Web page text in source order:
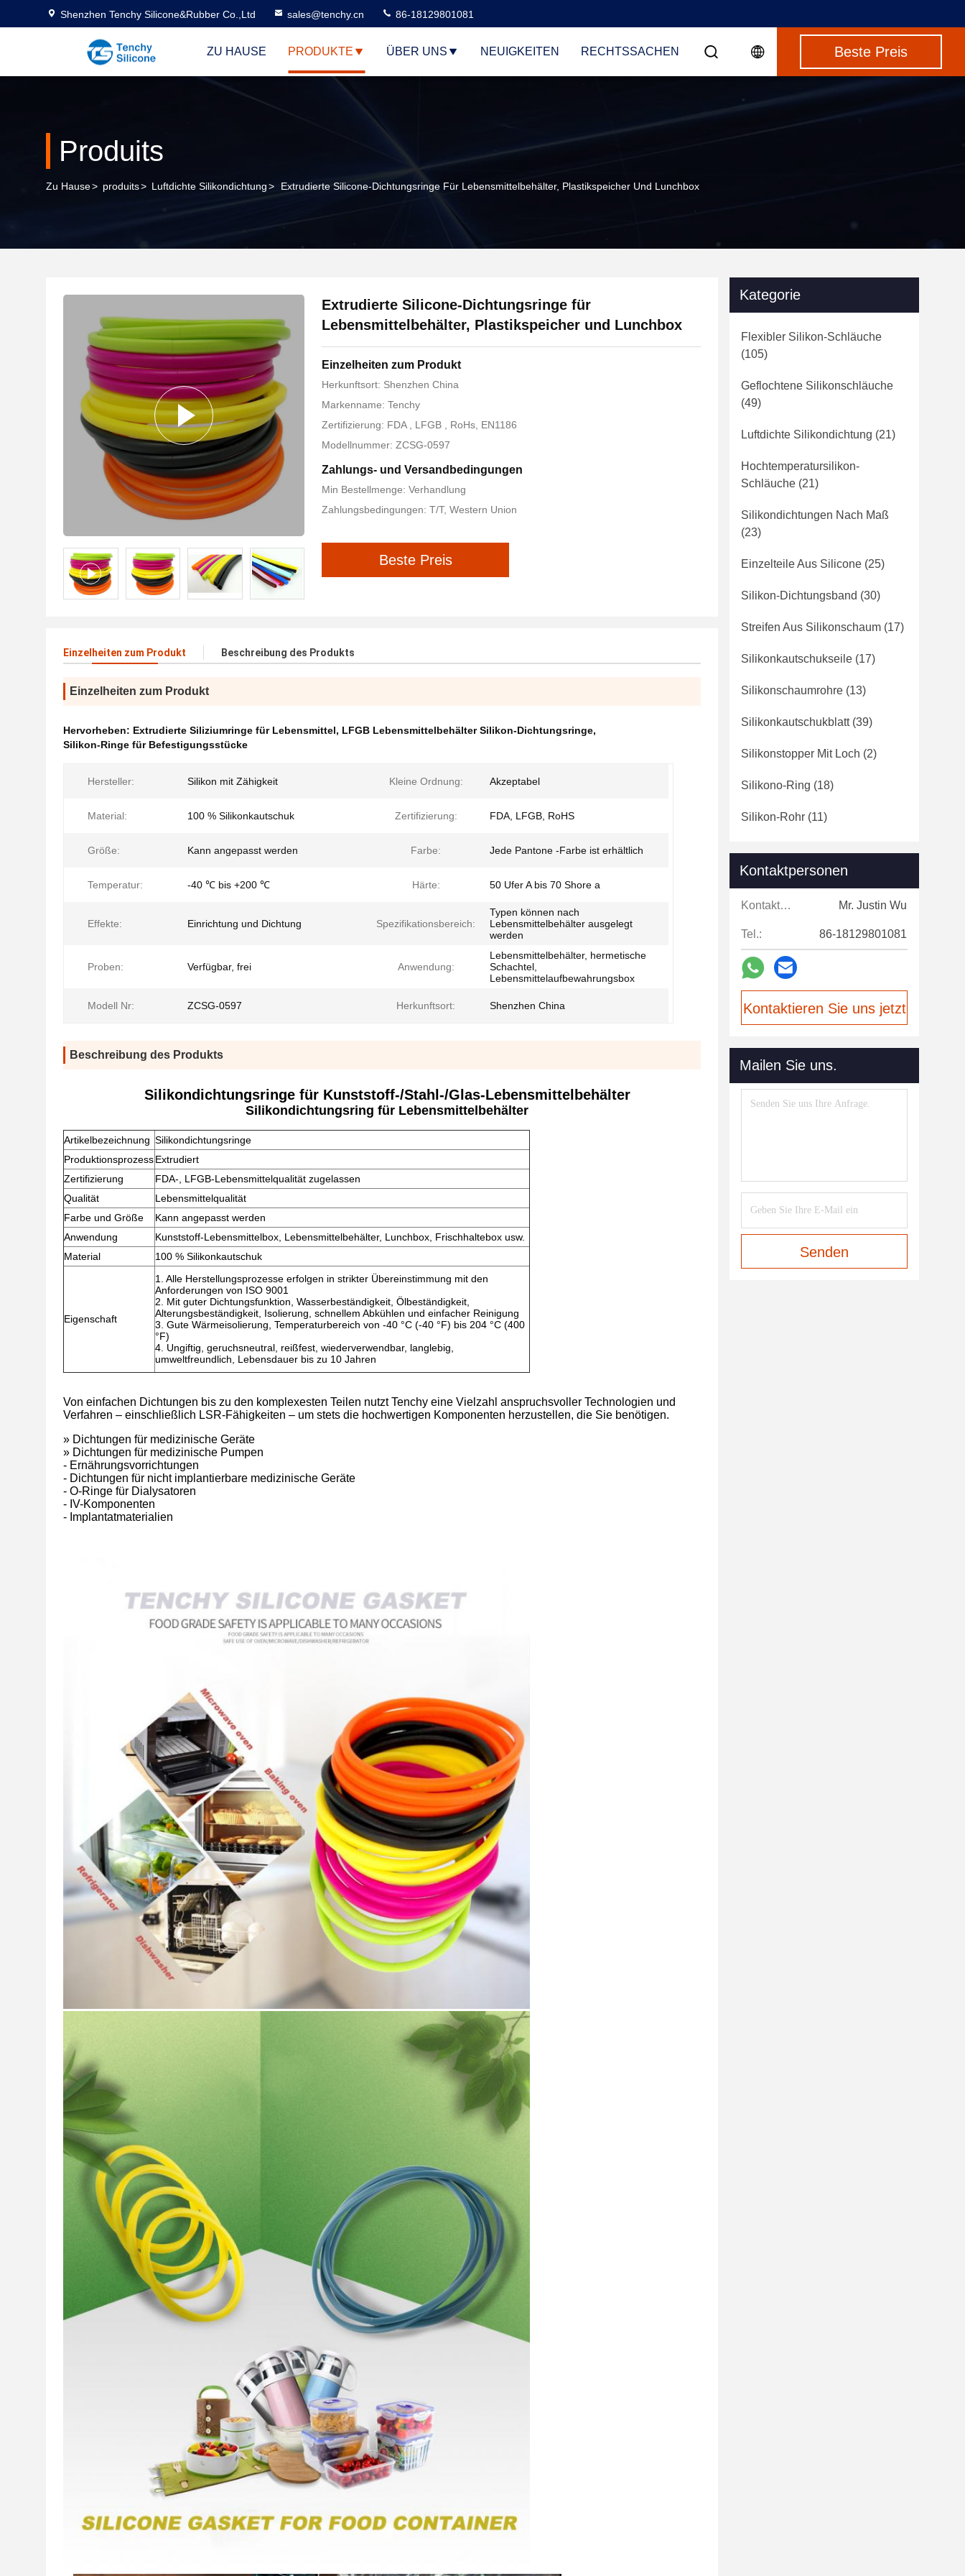
Shenzhen Tenchy Silicone&Rubber Co.,Ltd sales@tenchy.cn 86-18129801081
ZU HAUSE PRODUKTE ÜBER UNS NEUIGKEITEN RECHTSSACHEN Beste Preis
Produits
Zu Hause> produits> Luftdichte Silikondichtung> Extrudierte Silicone-Dichtungsringe Für Lebensmittelbehälter, Plastikspeicher Und Lunchbox
Extrudierte Silicone-Dichtungsringe für
Lebensmittelbehälter, Plastikspeicher und Lunchbox
Einzelheiten zum Produkt
Herkunftsort: Shenzhen China
Markenname: Tenchy
Zertifizierung: FDA , LFGB , RoHs, EN1186
Modellnummer: ZCSG-0597
Zahlungs- und Versandbedingungen
Min Bestellmenge: Verhandlung
Zahlungsbedingungen: T/T, Western Union
Beste Preis
Einzelheiten zum Produkt Beschreibung des Produkts
Einzelheiten zum Produkt
Hervorheben: Extrudierte Siliziumringe für Lebensmittel, LFGB Lebensmittelbehälter Silikon-Dichtungsringe,
Silikon-Ringe für Befestigungsstücke
Hersteller: Silikon mit Zähigkeit Kleine Ordnung: Akzeptabel
Material: 100 % Silikonkautschuk Zertifizierung: FDA, LFGB, RoHS
Größe: Kann angepasst werden Farbe: Jede Pantone -Farbe ist erhältlich
Temperatur: -40 ℃ bis +200 ℃ Härte: 50 Ufer A bis 70 Shore a
Effekte: Einrichtung und Dichtung Spezifikationsbereich:
Typen können nach
Lebensmittelbehälter ausgelegt
werden
Proben: Verfügbar, frei Anwendung:
Lebensmittelbehälter, hermetische
Schachtel,
Lebensmittelaufbewahrungsbox
Modell Nr: ZCSG-0597 Herkunftsort: Shenzhen China
Beschreibung des Produkts
Silikondichtungsringe für Kunststoff-/Stahl-/Glas-Lebensmittelbehälter
Silikondichtungsring für Lebensmittelbehälter
Artikelbezeichnung Silikondichtungsringe
ProduktionsprozessExtrudiert
Zertifizierung
FDA-, LFGB-Lebensmittelqualität zugelassen
Qualität
Lebensmittelqualität
Farbe und Größe
Kann angepasst werden
Anwendung
Kunststoff-Lebensmittelbox, Lebensmittelbehälter, Lunchbox, Frischhaltebox usw.
Material
100 % Silikonkautschuk
Eigenschaft
1. Alle Herstellungsprozesse erfolgen in strikter Übereinstimmung mit den
Anforderungen von ISO 9001
2. Mit guter Dichtungsfunktion, Wasserbeständigkeit, Ölbeständigkeit,
Alterungsbeständigkeit, Isolierung, schnellem Abkühlen und einfacher Reinigung
3. Gute Wärmeisolierung, Temperaturbereich von -40 °C (-40 °F) bis 204 °C (400
°F)
4. Ungiftig, geruchsneutral, reißfest, wiederverwendbar, langlebig,
umweltfreundlich, Lebensdauer bis zu 10 Jahren
Von einfachen Dichtungen bis zu den komplexesten Teilen nutzt Tenchy eine Vielzahl anspruchsvoller Technologien und
Verfahren – einschließlich LSR-Fähigkeiten – um stets die hochwertigen Komponenten herzustellen, die Sie benötigen.
» Dichtungen für medizinische Geräte
» Dichtungen für medizinische Pumpen
- Ernährungsvorrichtungen
- Dichtungen für nicht implantierbare medizinische Geräte
- O-Ringe für Dialysatoren
- IV-Komponenten
- Implantatmaterialien
Kategorie
Flexibler Silikon-Schläuche
(105)
Geflochtene Silikonschläuche
(49)
Luftdichte Silikondichtung (21)
Hochtemperatursilikon-
Schläuche (21)
Silikondichtungen Nach Maß
(23)
Einzelteile Aus Silicone (25)
Silikon-Dichtungsband (30)
Streifen Aus Silikonschaum (17)
Silikonkautschukseile (17)
Silikonschaumrohre (13)
Silikonkautschukblatt(39)
Silikonstopper Mit Loch (2)
Silikono-Ring (18)
Silikon-Rohr (11)
Kontaktpersonen
Kontaktpersonen: Mr. Justin Wu
Tel.: 86-18129801081
Kontaktieren Sie uns jetzt
Mailen Sie uns.
Senden